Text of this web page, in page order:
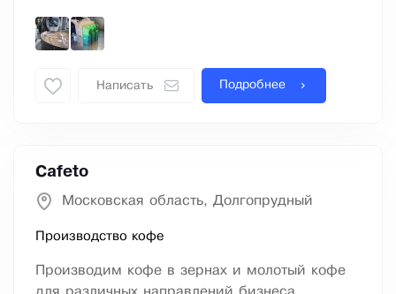
Написать Подробнее
Cafeto
Московская область, Долгопрудный
Производство кофе
Производим кофе в зернах и молотый кофе